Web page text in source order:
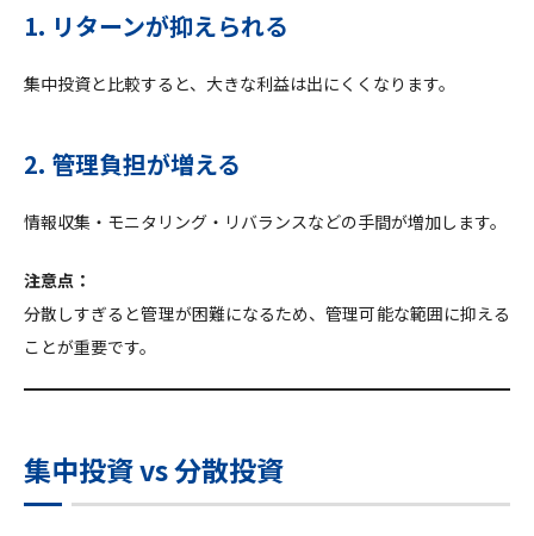
1. リターンが抑えられる
集中投資と比較すると、大きな利益は出にくくなります。
2. 管理負担が増える
情報収集・モニタリング・リバランスなどの手間が増加します。
注意点：
分散しすぎると管理が困難になるため、管理可能な範囲に抑える
ことが重要です。
集中投資 vs 分散投資